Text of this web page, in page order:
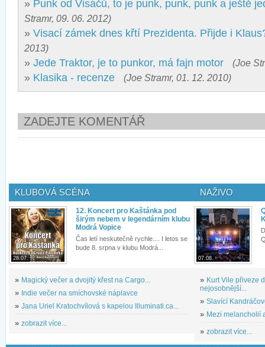
» Punk od Visáčů, to je punk, punk, punk a ještě
Stramr, 09. 06. 2012)
» Visací zámek dnes křtí Prezidenta. Přijde i
2013)
» Jede Traktor, je to punkor, má fajn motor (Joe
» Klasika - recenze (Joe Stramr, 01. 12. 2010)
ZADEJTE KOMENTÁŘ
KLUBOVÁ SCÉNA
28.07.
12. Koncert pro Kaštánka pod
širým nebem v legendárním klubu
Modrá Vopice
Čas letí neskutečně rychle.... I letos se
bude 8. srpna v klubu Modrá...
» Magický večer a dvojitý křest na Cargo...
» Indie večer na smíchovské náplavce
» Jana Uriel Kratochvílová s kapelou Illuminati.ca...
» zobrazit více...
NAŽIVO
07.08.
» Kurt Vile přiveze
nejosobnější...
» Slavící
» Mezi melancholií
» zobrazit více...